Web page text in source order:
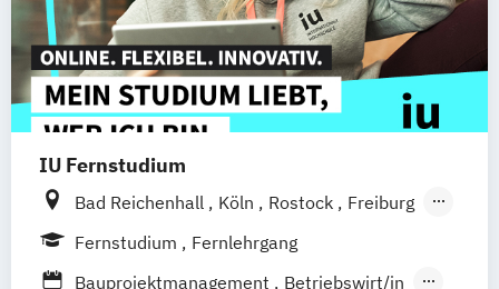
IU Fernstudium
Bad Reichenhall Köln Rostock
Freiburg
Kiel
Frankfurt am Main
Fernstudium
Fernlehrgang
Bauprojektmanagement
Betriebswirt/in